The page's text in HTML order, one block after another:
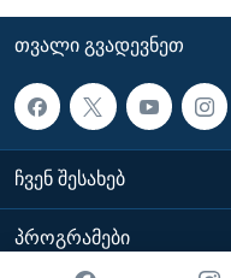
ᲗᲕᲐᲚᲘ ᲒᲕᲐᲓᲔᲕᲜᲔᲗ
ᲩᲕᲔᲜ ᲨᲔᲡᲐᲮᲔᲑ
ᲞᲠᲝᲒᲠᲐᲛᲔᲑᲘ